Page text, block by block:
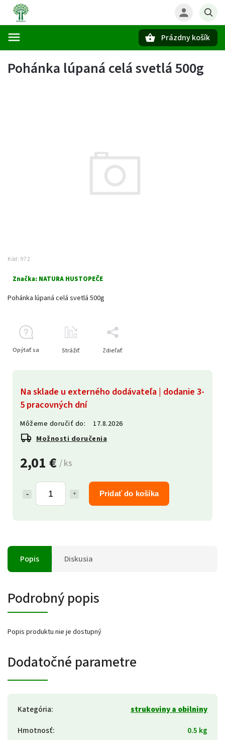
Prázdny košík
Pohánka lúpaná celá svetlá 500g
Kód: 972
Značka: NATURA HUSTOPEČE
2,01 € / ks
Pridať do košíka
Na sklade u externého dodávateľa | dodanie 3-
5 pracovných dní
Môžeme doručiť do:
17.8.2026
Možnosti doručenia
Pohánka lúpaná celá svetlá 500g
Opýtať sa Strážiť Zdieľať
Popis Diskusia
Podrobný popis
Popis produktu nie je dostupný
Dodatočné parametre
Kategória:
strukoviny a obilniny
Hmotnosť:
0.5 kg